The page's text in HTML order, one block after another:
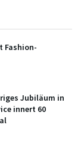
Fashion-
Jubiläum in
innert 60